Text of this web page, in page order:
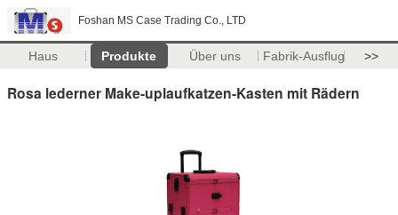
Foshan MS Case Trading Co., LTD
Haus Produkte Über uns Fabrik-Ausflug >>
Rosa lederner Make-uplaufkatzen-Kasten mit Rädern